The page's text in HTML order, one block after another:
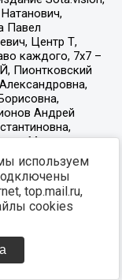
используем
top.mail.ru,
cookies